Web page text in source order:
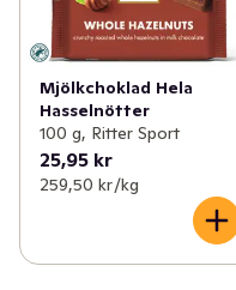
Mjölkchoklad Hela
Hasselnötter
100 g, Ritter Sport
25,95 kr
259,50 kr /kg